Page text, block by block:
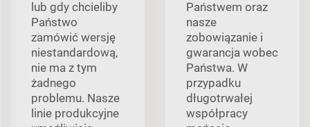
lub gdy chcieliby
Państwo
zamówić wersję
niestandardową,
nie ma z tym
żadnego
problemu. Nasze
linie produkcyjne
Państwem oraz
nasze
zobowiązanie i
gwarancja wobec
Państwa. W
przypadku
długotrwałej
współpracy